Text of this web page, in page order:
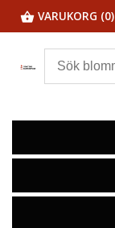
VARUKORG (0)